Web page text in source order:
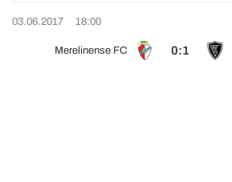
03.06.2017 18:00
Merelinense FC 0:1